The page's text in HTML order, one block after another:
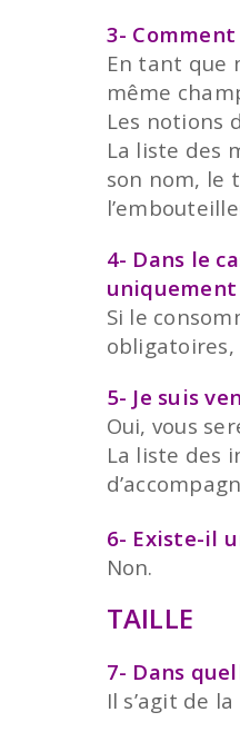
3-
En tant que
même
Les notions
La liste des
son nom, le
4- Dans le
Si le
obligatoires,
5- Je suis
Oui, vous
La liste des
6- Existe-il
Non.
TAILLE
7- Dans
Il s’agit de